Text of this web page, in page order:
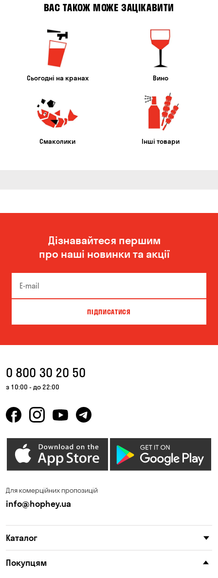
ВАС ТАКОЖ МОЖЕ ЗАЦІКАВИТИ
Сьогодні на кранах Вино
Смаколики Інші товари
Дізнавайтеся першим
про наші новинки та акції
ПІДПИСАТИСЯ
0 800 30 20 50
з 10:00 - до 22:00
Для комерційних пропозицій
info@hophey.ua
Каталог
Покупцям